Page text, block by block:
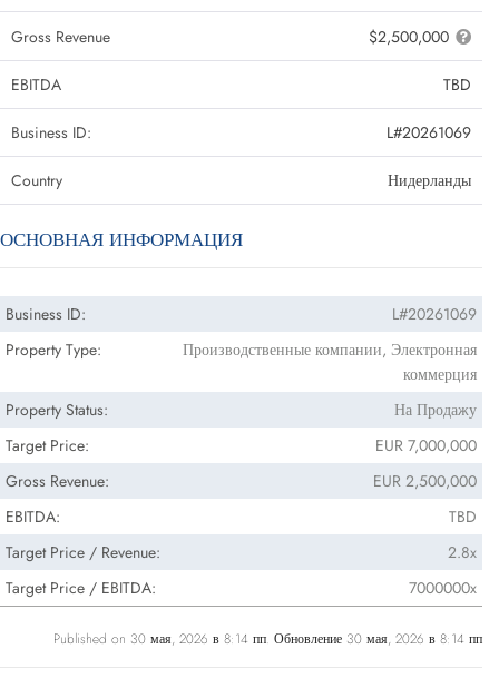
Gross Revenue $2,500,000
EBITDA TBD
Business ID: L#20261069
Country Нидерланды
ОСНОВНАЯ ИНФОРМАЦИЯ
Business ID:
L#20261069
Property Type:
Производственные компании, Электронная
коммерция
Property Status:
На Продажу
Target Price:
EUR 7,000,000
Gross Revenue:
EUR 2,500,000
EBITDA:
TBD
Target Price / Revenue:
2.8x
Target Price / EBITDA:
7000000x
Published on 30 мая, 2026 в 8:14 пп. Обновление 30 мая, 2026 в 8:14 пп